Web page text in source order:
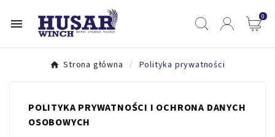
 0
Strona główna Polityka prywatności
POLITYKA PRYWATNOŚCI I OCHRONA DANYCH
OSOBOWYCH